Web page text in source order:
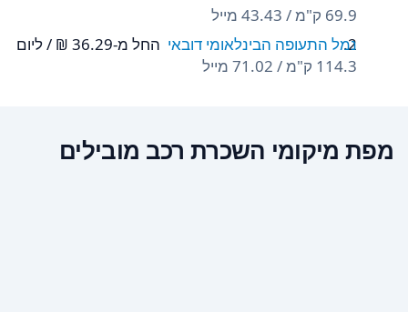
69.9 ק"מ / 43.43 מייל
נמל התעופה הבינלאומי דובאי החל מ-‏36.29 ‏₪ / ליום
114.3 ק"מ / 71.02 מייל
מפת מיקומי השכרת רכב מובילים